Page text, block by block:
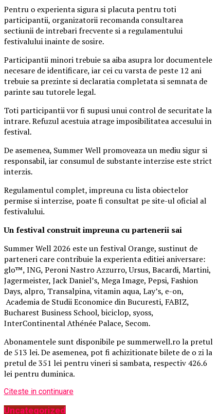
Pentru o experienta sigura si placuta pentru toti
participantii, organizatorii recomanda consultarea
sectiunii de intrebari frecvente si a regulamentului
festivalului inainte de sosire.
Participantii minori trebuie sa aiba asupra lor documentele
necesare de identificare, iar cei cu varsta de peste 12 ani
trebuie sa prezinte si declaratia completata si semnata de
parinte sau tutorele legal.
Toti participantii vor fi supusi unui control de securitate la
intrare. Refuzul acestuia atrage imposibilitatea accesului in
festival.
De asemenea, Summer Well promoveaza un mediu sigur si
responsabil, iar consumul de substante interzise este strict
interzis.
Regulamentul complet, impreuna cu lista obiectelor
permise si interzise, poate fi consultat pe site-ul oficial al
festivalului.
Un festival construitimpreuna cu partenerii sai
Summer Well 2026 este un festival Orange, sustinut de
parteneri care contribuie la experienta editiei aniversare:
glo™, ING, Peroni Nastro Azzurro, Ursus, Bacardi, Martini,
Jagermeister, Jack Daniel’s, Mega Image, Pepsi, Fashion
Days, alpro, Transalpina, vitamin aqua, Lay’s, e-on,
Academia de Studii Economice din Bucuresti, FABIZ,
Bucharest Business School, biciclop, syoss,
InterContinental Athénée Palace, Secom.
Abonamentele sunt disponibile pe summerwell.ro la pretul
de 513 lei. De asemenea, pot fi achizitionate bilete de o zi la
pretul de 351 lei pentru vineri si sambata, respectiv 426.6
lei pentru duminica.
Citeste in continuare
Uncategorized